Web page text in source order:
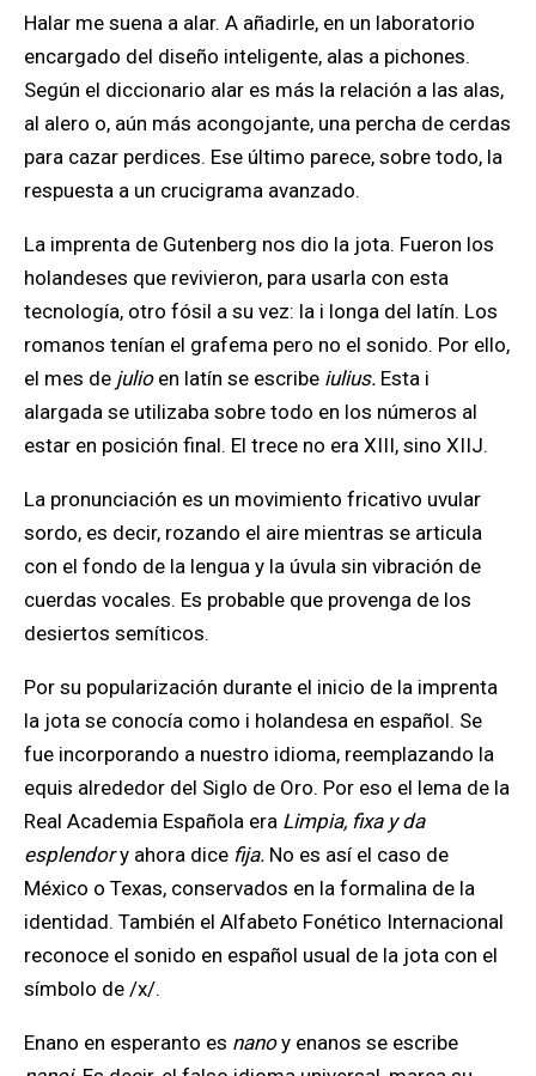
Halar me suena a alar. A añadirle, en un laboratorio
encargado del diseño inteligente, alas a pichones.
Según el diccionario alar es más la relación a las alas,
al alero o, aún más acongojante, una percha de cerdas
para cazar perdices. Ese último parece, sobre todo, la
respuesta a un crucigrama avanzado.
La imprenta de Gutenberg nos dio la jota. Fueron los
holandeses que revivieron, para usarla con esta
tecnología, otro fósil a su vez: la i longa del latín. Los
romanos tenían el grafema pero no el sonido. Por ello,
el mes de julioen latín se escribe iulius. Esta i
alargada se utilizaba sobre todo en los números al
estar en posición final. El trece no era XIII, sino XIIJ.
La pronunciación es un movimiento fricativo uvular
sordo, es decir, rozando el aire mientras se articula
con el fondo de la lengua y la úvula sin vibración de
cuerdas vocales. Es probable que provenga de los
desiertos semíticos.
Por su popularización durante el inicio de la imprenta
la jota se conocía como i holandesa en español. Se
fue incorporando a nuestro idioma, reemplazando la
equis alrededor del Siglo de Oro. Por eso el lema de la
Real Academia Española era Limpia, fixa y da
esplendory ahora dice fija. No es así el caso de
México o Texas, conservados en la formalina de la
identidad. También el Alfabeto Fonético Internacional
reconoce el sonido en español usual de la jota con el
símbolo de /x/.
Enano en esperanto es nanoy enanos se escribe